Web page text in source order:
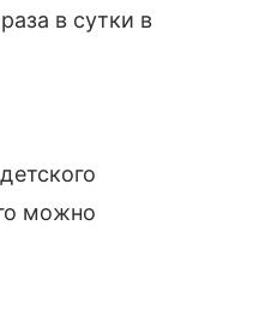
в сутки в
можно